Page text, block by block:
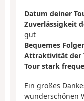
Datum deiner
Zuverlässigkeit
gut
Bequemes
Attraktivität der
Tour stark
Ein großes
wunderschönen